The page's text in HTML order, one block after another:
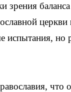
испытания,
что